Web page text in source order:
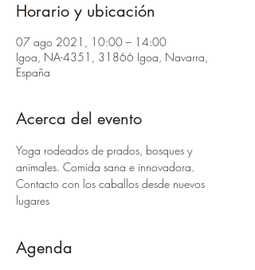
Horario y ubicación
07 ago 2021, 10:00 – 14:00
Igoa, NA-4351, 31866 Igoa, Navarra,
España
Acerca del evento
Yoga rodeados de prados, bosques y
animales. Comida sana e innovadora.
Contacto con los caballos desde nuevos
lugares
Agenda